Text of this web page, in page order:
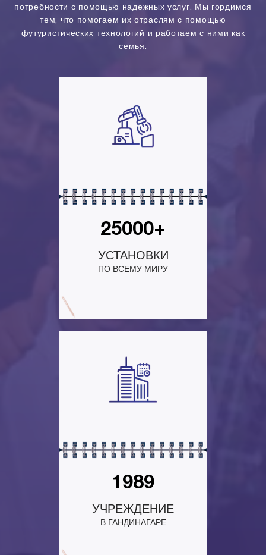
потребности с помощью надежных услуг. Мы гордимся
тем, что помогаем их отраслям с помощью
футуристических технологий и работаем с ними как
семья.
25000+
УСТАНОВКИ
ПО ВСЕМУ МИРУ
1989
УЧРЕЖДЕНИЕ
В ГАНДИНАГАРЕ